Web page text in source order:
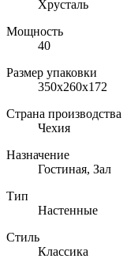
Хрусталь
Мощность
40
Размер упаковки
350x260x172
Страна производства
Чехия
Назначение
Гостиная, Зал
Тип
Настенные
Стиль
Классика